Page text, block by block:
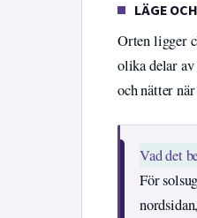
LÄGE
Orten ligger
olika delar
och nätter
Vad det
För